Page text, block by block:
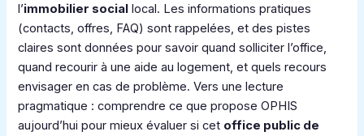
l’immobilier social local. Les informations pratiques
(contacts, offres, FAQ) sont rappelées, et des pistes
claires sont données pour savoir quand solliciter l’office,
quand recourir à une aide au logement, et quels recours
envisager en cas de problème. Vers une lecture
pragmatique : comprendre ce que propose OPHIS
aujourd’hui pour mieux évaluer si cet office public de